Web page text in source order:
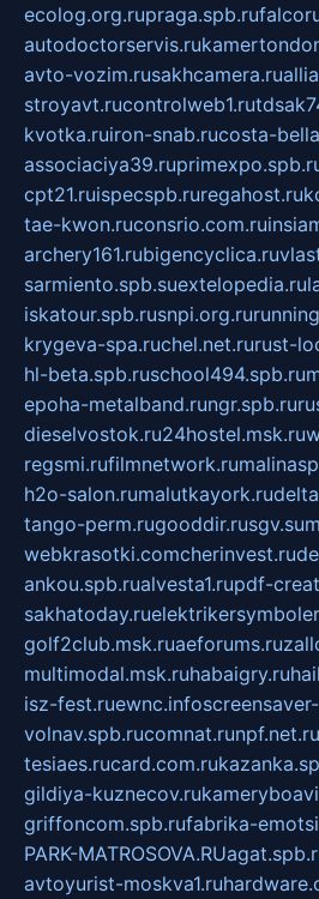
ecolog.org.rupraga.spb.ru
autodoctorservis.ru
avto-vozim.rusakhcamera.ru
stroyavt.rucontrolweb1.ru
kvotka.ruiron-snab.rucosta-
associaciya39.ru
cpt21.ruispecspb.ruregahost.ru
tae-kwon.ruconsrio.com.ru
archery161.rubigencyclica.ru
sarmiento.spb.suextelopedia.ru
iskatour.spb.rusnpi.org.ru
krygeva-spa.ruchel.net.rurust-
hl-beta.spb.ruschool494.spb.ru
epoha-metalband.rungr.spb.ru
dieselvostok.ru24hostel.msk.ru
regsmi.rufilmnetwork.ru
h2o-salon.rumalutkayork.ru
tango-perm.rugooddir.rusgv.su
webkrasotki.comcherinvest.ru
ankou.spb.rualvesta1.rupdf-
sakhatoday.ru
golf2club.msk.ruaeforums.ru
multimodal.msk.ruhabaigry.ru
isz-fest.ruewnc.info
volnav.spb.rucomnat.runpf.net.ru
tesiaes.rucard.com.ru
gildiya-kuznecov.ru
griffoncom.spb.rufabrika-
PARK-MATROSOVA.RU
avtoyurist-moskva1.ru